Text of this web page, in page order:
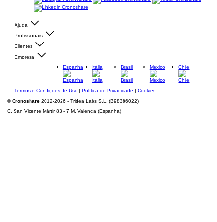
Ajuda
Profissionais
Clientes
Empresa
Espanha
Itália Brasil México Chile
Termos e Condições de Uso | Política de Privacidade | Cookies
©Cronoshare 2012-2026 - Tridea Labs S.L. (B98386022)
C. San Vicente Mártir 83 - 7 M, Valencia (Espanha)